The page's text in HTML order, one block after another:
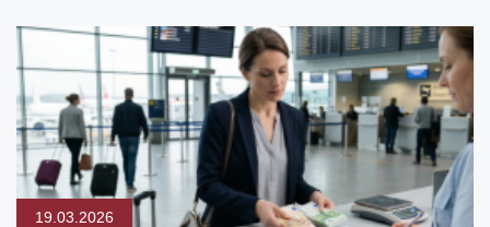
19.03.2026